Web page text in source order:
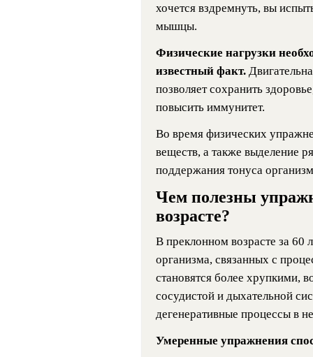
хочется вздремнуть, вы
мышцы.
Физические нагрузки
известный факт.
позволяет сохранить
повысить иммунитет.
Во время физических
веществ, а также выделение
поддержания тонуса
Чем полезны
возрасте?
В преклонном возрасте за 60
организма, связанных с
становятся более хрупкими,
сосудистой и дыхательной
дегенеративные процессы в
Умеренные упражнения